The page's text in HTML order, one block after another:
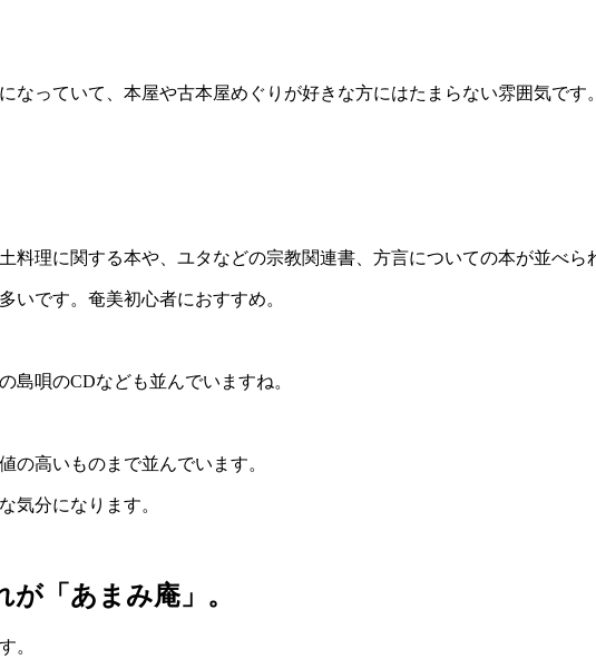
なっていて、本屋や古本屋めぐりが好きな方にはたまらない雰囲気です。
料理に関する本や、ユタなどの宗教関連書、方言についての本が並べら
いです。奄美初心者におすすめ。
島唄のCDなども並んでいますね。
の高いものまで並んでいます。
気分になります。
「あまみ庵」。
。